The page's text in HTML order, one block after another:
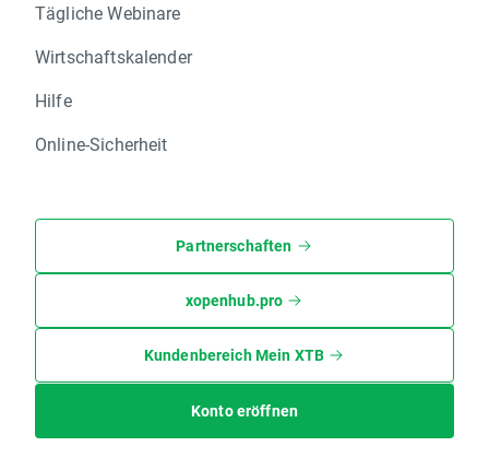
Tägliche Webinare
Wirtschaftskalender
Hilfe
Online-Sicherheit
Partnerschaften
xopenhub.pro
Kundenbereich Mein XTB
Konto eröffnen